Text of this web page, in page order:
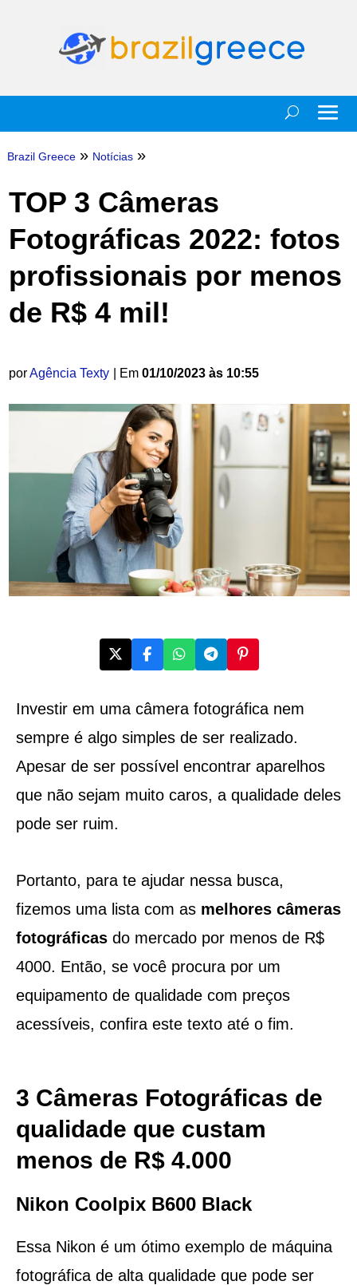
Brazil Greece » Notícias »
TOP 3 Câmeras
Fotográficas 2022: fotos
profissionais por menos
de R$ 4 mil!
porAgência Texty | Em 01/10/2023 às 10:55
Investir em uma câmera fotográfica nem
sempre é algo simples de ser realizado.
Apesar de ser possível encontrar aparelhos
que não sejam muito caros, a qualidade deles
pode ser ruim.
Portanto, para te ajudar nessa busca,
fizemos uma lista com as melhores câmeras
fotográficasdo mercado por menos de R$
4000. Então, se você procura por um
equipamento de qualidade com preços
acessíveis, confira este texto até o fim.
3 Câmeras Fotográficas de
qualidade que custam
menos de R$ 4.000
Nikon Coolpix B600 Black
Essa Nikon é um ótimo exemplo de máquina
fotográfica de alta qualidade que pode ser